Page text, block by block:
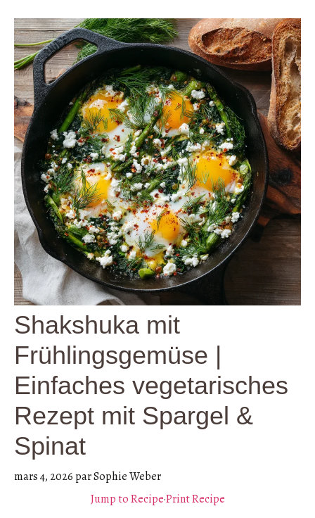
Shakshuka mit
Frühlingsgemüse |
Einfaches vegetarisches
Rezept mit Spargel &
Spinat
mars 4, 2026parSophie Weber
Jump to Recipe·Print Recipe